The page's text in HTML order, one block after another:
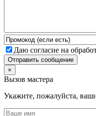
Даю согласие на
Отправить сообщение
×
Вызов мастера
Укажите, пожалуйста,